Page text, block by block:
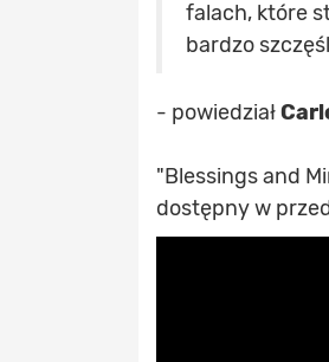
falach, które
bardzo
- powiedział
"Blessings and
dostępny w